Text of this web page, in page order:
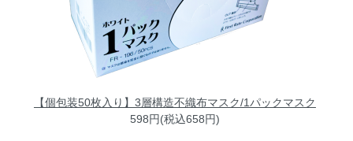
【個包装50枚入り】3層構造不織布マスク/1パックマスク
598円(税込658円)